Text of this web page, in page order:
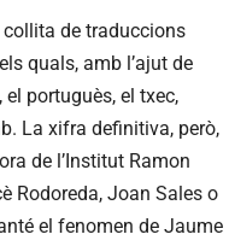
de traduccions
quals, amb l’ajut de
el portuguès, el txec,
La xifra definitiva, però,
de l’Institut Ramon
Rodoreda, Joan Sales o
el fenomen de Jaume